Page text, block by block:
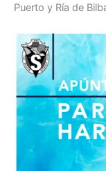
Puerto y Ría de